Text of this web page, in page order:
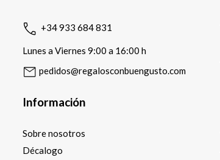
+34 933 684 831
Lunes a Viernes 9:00 a 16:00 h
pedidos@regalosconbuengusto.com
Información
Sobre nosotros
Décalogo